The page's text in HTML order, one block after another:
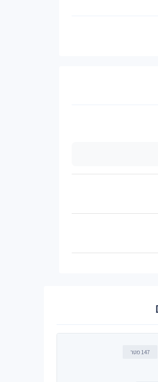
147 מטר